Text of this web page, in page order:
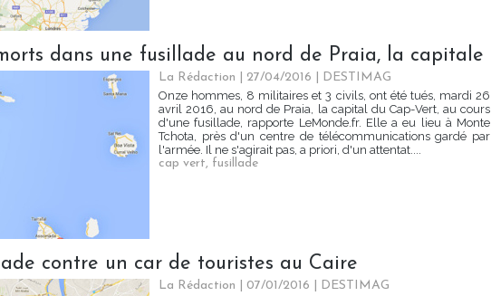
dans une fusillade au nord de Praia, la capitale
La Rédaction | 27/04/2016
DESTIMAG
Onze hommes, 8 militaires et 3 civils, ont été tués, mardi 26
avril 2016, au nord de Praia, la capital du Cap-Vert, au cours
d'une fusillade, rapporte LeMonde.fr. Elle a eu lieu à Monte
Tchota, près d'un centre de télécommunications gardé par
l'armée. Il ne s'agirait pas, a priori, d'un attentat....
cap vert, fusillade
contre un car de touristes au Caire
La Rédaction | 07/01/2016
DESTIMAG